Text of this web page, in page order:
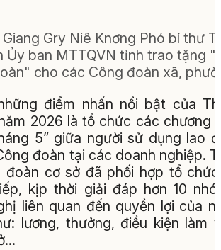
Gry Niê Knơng Phó bí thư
Ủy ban MTTQVN tỉnh trao tặng
cho các Công đoàn xã,
điểm nhấn nổi bật của
2026 là tổ chức các chương
5” giữa người sử dụng lao
đoàn tại các doanh nghiệp.
đoàn cơ sở đã phối hợp tổ
kịp thời giải đáp hơn 10
liên quan đến quyền lợi của
lương, thưởng, điều kiện làm